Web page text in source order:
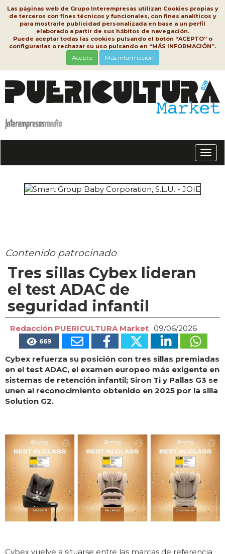
Las páginas web de Grupo Interempresas utilizan Cookies propias y
de terceros con fines técnicos y funcionales, con fines analíticos y
para mostrarle publicidad personalizada en base a un perfil
elaborado a partir de sus hábitos de navegación.
Puede aceptar todas las cookies pulsando el botón “ACEPTO” o
configurarlas o rechazar su uso pulsando en “MÁS INFORMACIÓN”.
Acepto Más información
Contenido patrocinado
Tres sillas Cybex lideran
el test ADAC de
seguridad infantil
Redacción PUERICULTURA Market 09/06/2026
669
Cybex refuerza su posición con tres sillas premiadas
en el test ADAC, el examen europeo más exigente en
sistemas de retención infantil; Siron Ti y Pallas G3 se
unen al reconocimiento obtenido en 2025 por la silla
Solution G2.
Cybex vuelve a situarse entre las marcas de referencia